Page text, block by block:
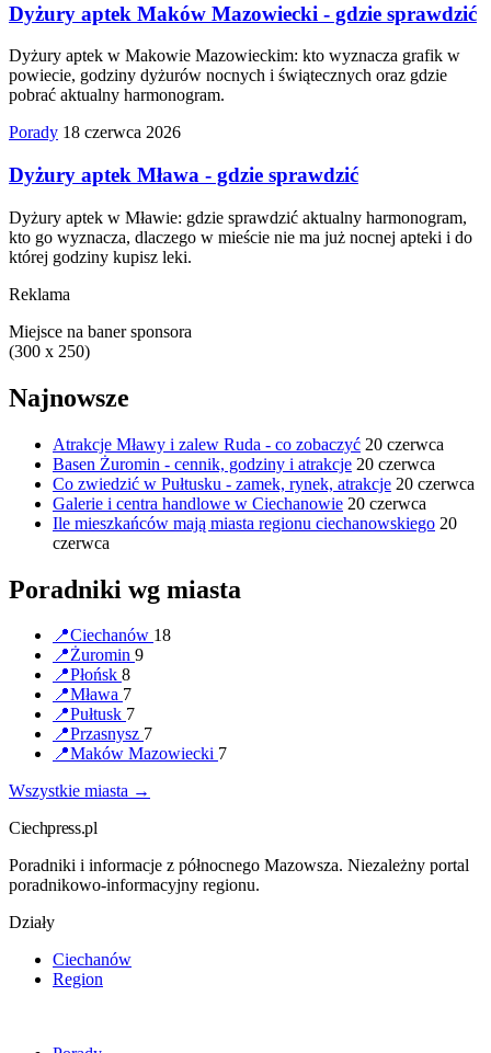
Dyżury aptek Maków Mazowiecki - gdzie sprawdzić
Dyżury aptek w Makowie Mazowieckim: kto wyznacza grafik w
powiecie, godziny dyżurów nocnych i świątecznych oraz gdzie
pobrać aktualny harmonogram.
Porady 18 czerwca 2026
Dyżury aptek Mława - gdzie sprawdzić
Dyżury aptek w Mławie: gdzie sprawdzić aktualny harmonogram,
kto go wyznacza, dlaczego w mieście nie ma już nocnej apteki i do
której godziny kupisz leki.
Reklama
Miejsce na baner sponsora
(300 x 250)
Najnowsze
Atrakcje Mławy i zalew Ruda - co zobaczyć 20 czerwca
Basen Żuromin - cennik, godziny i atrakcje 20 czerwca
Co zwiedzić w Pułtusku - zamek, rynek, atrakcje 20 czerwca
Galerie i centra handlowe w Ciechanowie 20 czerwca
Ile mieszkańców mają miasta regionu ciechanowskiego 20
czerwca
Poradniki wg miasta
📍Ciechanów 18
📍Żuromin 9
📍Płońsk 8
📍Mława 7
📍Pułtusk 7
📍Przasnysz 7
📍Maków Mazowiecki 7
Wszystkie miasta →
Ciechpress.pl
Poradniki i informacje z północnego Mazowsza. Niezależny portal
poradnikowo-informacyjny regionu.
Działy
Ciechanów
Region